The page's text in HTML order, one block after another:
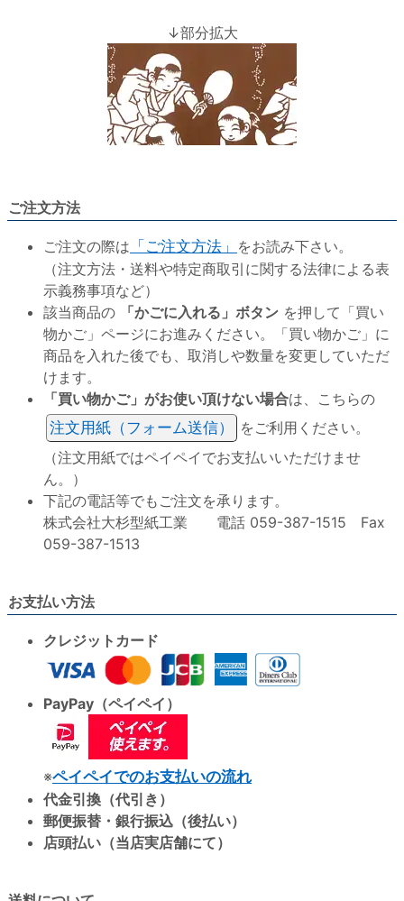
↓部分拡大
ご注文方法
ご注文の際は 「ご注文方法」 をお読み下さい。
（注文方法・送料や特定商取引に関する法律による表
示義務事項など）
該当商品の
「かごに入れる」ボタン を押して「買い
物かご」ページにお進みください。「買い物かご」に
商品を入れた後でも、取消しや数量を変更していただ
けます。
「買い物かご」がお使い頂けない場合は、こちらの
注文用紙（フォーム送信）
をご利用ください。
（注文用紙ではペイペイでお支払いいただけませ
ん。）
下記の電話等でもご注文を承ります。
株式会社大杉型紙工業 電話 059-387-1515 Fax
059-387-1513
お支払い方法
クレジットカード
PayPay（ペイペイ）
※ペイペイでのお支払いの流れ
代金引換（代引き）
郵便振替・銀行振込（後払い）
店頭払い（当店実店舗にて）